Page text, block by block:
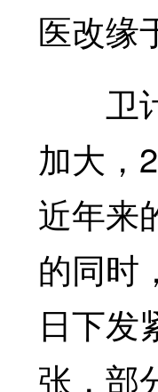
医改缘
卫计
加大，
近年来
的同时
日下发
张，部